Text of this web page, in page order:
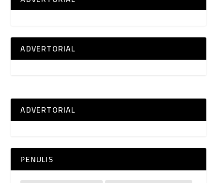
ADVERTORIAL
ADVERTORIAL
PENULIS